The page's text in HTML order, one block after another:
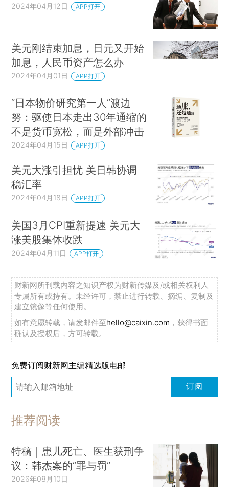
2024年04月12日 APP打开
美元刚结束加息，日元又开始
加息，人民币资产怎么办
2024年04月01日 APP打开
“日本物价研究第一人”渡边
努：驱使日本走出30年通缩的
不是货币宽松，而是外部冲击
2024年04月15日 APP打开
美元大涨引担忧 美日韩协调
稳汇率
2024年04月18日 APP打开
美国3月CPI重新提速 美元大
涨美股集体收跌
2024年04月11日 APP打开
财新网所刊载内容之知识产权为财新传媒及/或相关权利人
专属所有或持有。未经许可，禁止进行转载、摘编、复制及
建立镜像等任何使用。
如有意愿转载，请发邮件至hello@caixin.com ，获得书面
确认及授权后，方可转载。
免费订阅财新网主编精选版电邮
订阅
推荐阅读
特稿｜患儿死亡、医生获刑争
议：韩杰案的“罪与罚”
2026年08月10日